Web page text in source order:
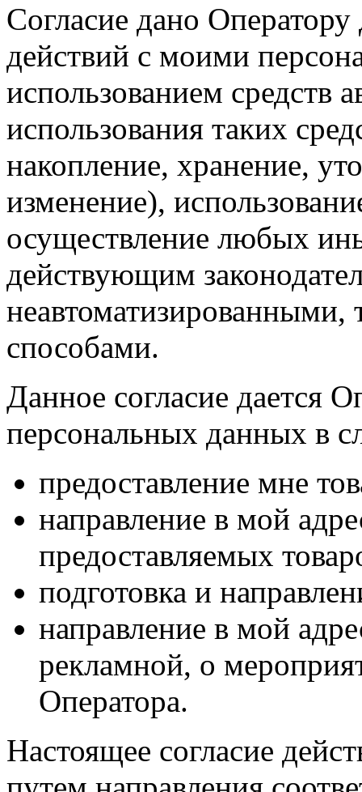
Согласие дано
действий с моими
использованием средств
использования таких
накопление, хранение,
изменение),
осуществление любых
действующим
неавтоматизированными,
способами.
Данное согласие дается
персональных данных в
предоставление мне
направление в мой
предоставляемых
подготовка и
направление в мой
рекламной, о
Оператора.
Настоящее согласие